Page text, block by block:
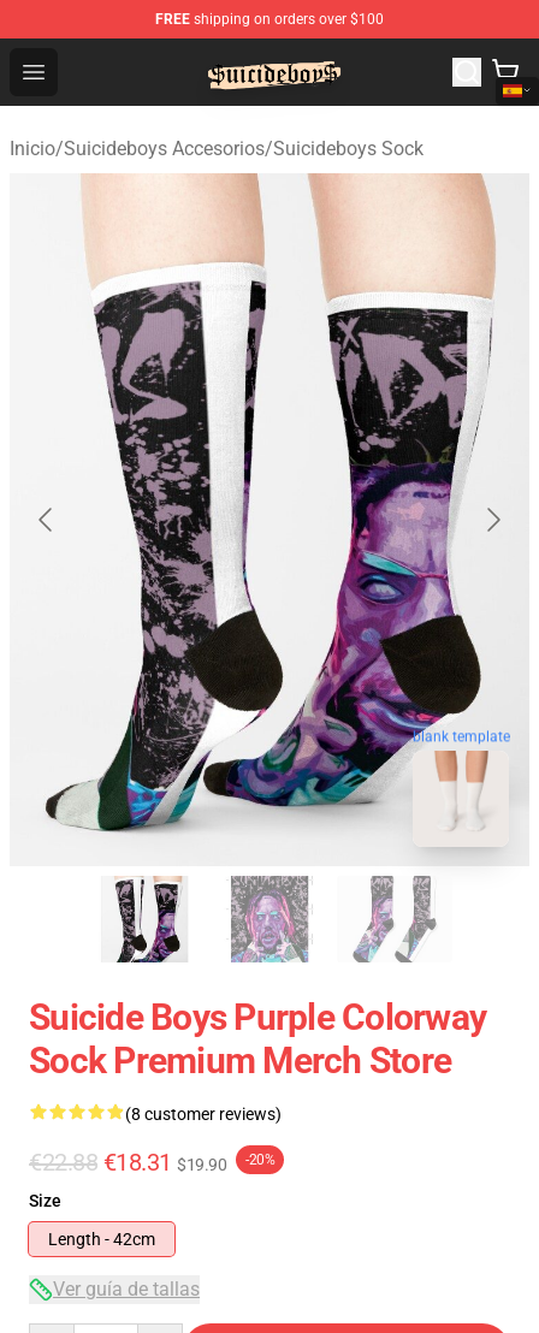
FREE shipping on orders over $100
Open menu
$uicideboy$ Shop - Official $uicideboy$ Merchandise
Inicio/Suicideboys Accesorios/Suicideboys Sock
blank template
Suicide Boys Purple Colorway
Sock Premium Merch Store
(8 customer reviews)
€22.88 €18.31 $19.90 -20%
Size
Length - 42cm
Ver guía de tallas